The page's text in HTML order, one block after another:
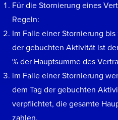
Für die Stornierung eines
Regeln:
Im Falle einer Stornierung
der gebuchten Aktivität ist
% der Hauptsumme des
im Falle einer Stornierung
dem Tag der gebuchten
verpflichtet, die gesamte
zahlen.